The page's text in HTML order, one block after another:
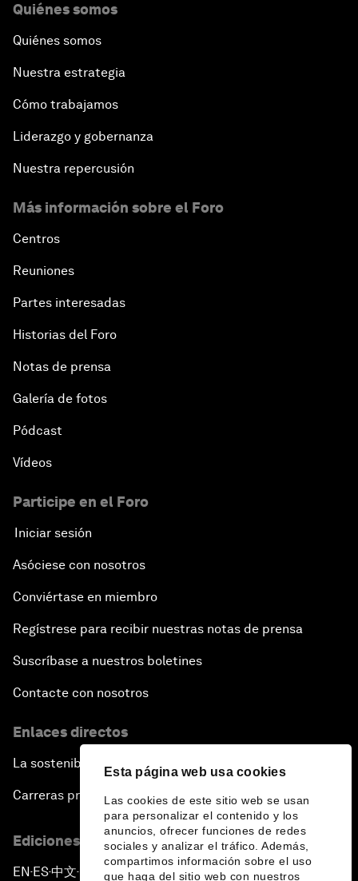
Esta página web usa cookies
Las cookies de este sitio web se usan
para personalizar el contenido y los
anuncios, ofrecer funciones de redes
sociales y analizar el tráfico. Además,
compartimos información sobre el uso
que haga del sitio web con nuestros
Quiénes somos
Quiénes somos
Nuestra estrategia
Cómo trabajamos
Liderazgo y gobernanza
Nuestra repercusión
Más información sobre el Foro
Centros
Reuniones
Partes interesadas
Historias del Foro
Notas de prensa
Galería de fotos
Pódcast
Vídeos
Participe en el Foro
Iniciar sesión
Asóciese con nosotros
Conviértase en miembro
Regístrese para recibir nuestras notas de prensa
Suscríbase a nuestros boletines
Contacte con nosotros
Enlaces directos
La sostenibilidad en el Foro
Carreras profesionales
Ediciones en otros idiomas
EN ▪ES▪中文▪ 日本語